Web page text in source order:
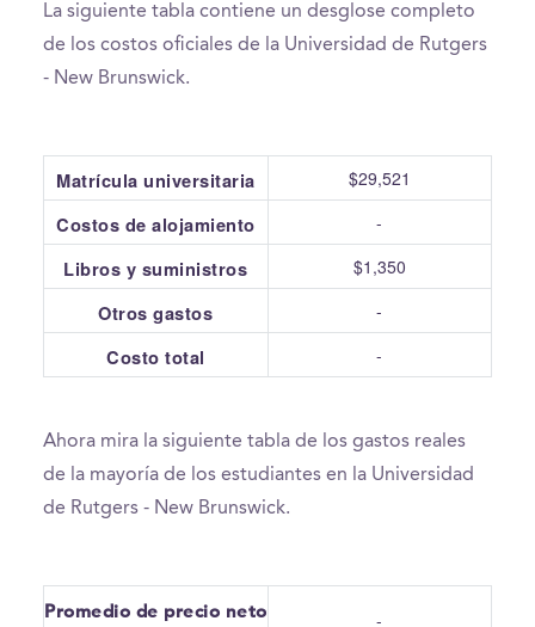
La siguiente tabla contiene un desglose completo
de los costos oficiales de la Universidad de Rutgers
- New Brunswick.
Matrícula universitaria $29,521
Costos de alojamiento -
Libros y suministros $1,350
Otros gastos -
Costo total -
Ahora mira la siguiente tabla de los gastos reales
de la mayoría de los estudiantes en la Universidad
de Rutgers - New Brunswick.
Promedio de precio neto
-